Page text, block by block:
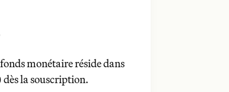
monétaire réside dans
la souscription.